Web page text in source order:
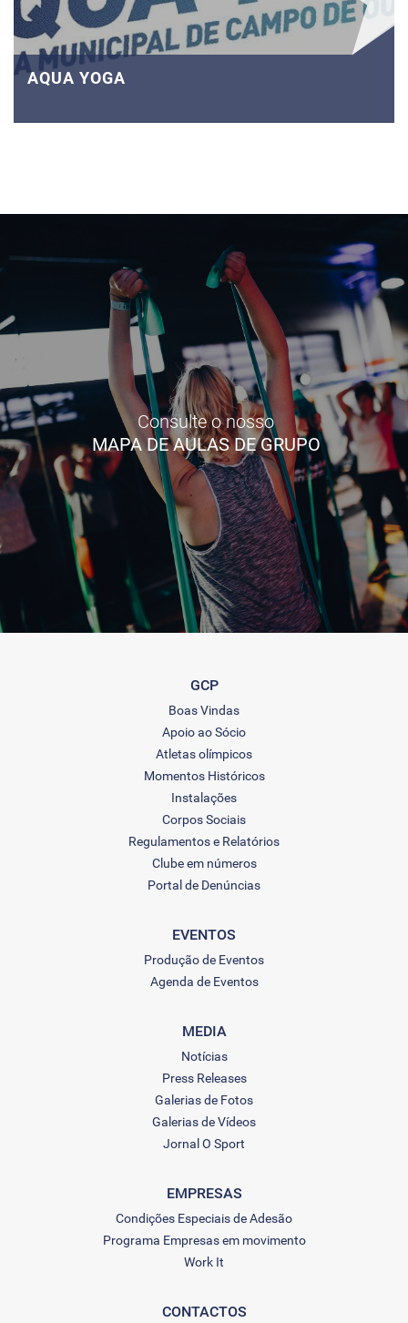
AQUA YOGA
Consulte o nosso
MAPA DE AULAS DE GRUPO
GCP
Boas Vindas
Apoio ao Sócio
Atletas olímpicos
Momentos Históricos
Instalações
Corpos Sociais
Regulamentos e Relatórios
Clube em números
Portal de Denúncias
EVENTOS
Produção de Eventos
Agenda de Eventos
MEDIA
Notícias
Press Releases
Galerias de Fotos
Galerias de Vídeos
Jornal O Sport
EMPRESAS
Condições Especiais de Adesão
Programa Empresas em movimento
Work It
CONTACTOS